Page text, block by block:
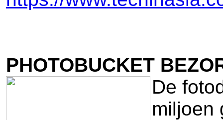
PHOTOBUCKET
De
miljoen